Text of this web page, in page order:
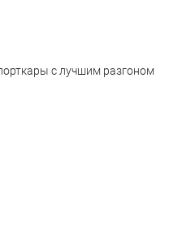
с лучшим разгоном